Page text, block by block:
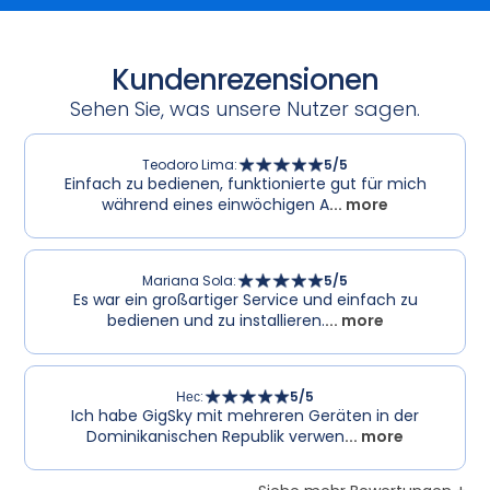
Kundenrezensionen
Sehen Sie, was unsere Nutzer sagen.
Teodoro Lima: 5/5
Einfach zu bedienen, funktionierte gut für mich
während eines einwöchigen A... more
Mariana Sola: 5/5
Es war ein großartiger Service und einfach zu
bedienen und zu installieren.... more
Нес: 5/5
Ich habe GigSky mit mehreren Geräten in der
Dominikanischen Republik verwen... more